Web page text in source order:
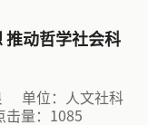
推动哲学社会科
单位：人文社科
击量： 1085